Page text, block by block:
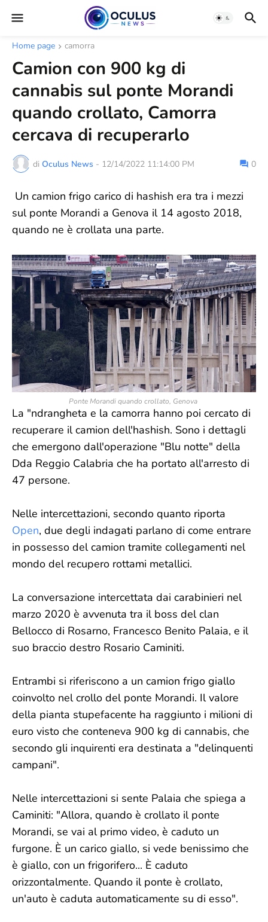
Home page camorra
Camion con 900 kg di
cannabis sul ponte Morandi
quando crollato, Camorra
cercava di recuperarlo
di Oculus News - 12/14/2022 11:14:00 PM 0
Un camion frigo carico di hashish era tra i mezzi
sul ponte Morandi a Genova il 14 agosto 2018,
quando ne è crollata una parte.
Ponte Morandi quando crollato, Genova
La "ndrangheta e la camorra hanno poi cercato di
recuperare il camion dell'hashish. Sono i dettagli
che emergono dall'operazione "Blu notte" della
Dda Reggio Calabria che ha portato all'arresto di
47 persone.
Nelle intercettazioni, secondo quanto riporta
Open, due degli indagati parlano di come entrare
in possesso del camion tramite collegamenti nel
mondo del recupero rottami metallici.
La conversazione intercettata dai carabinieri nel
marzo 2020 è avvenuta tra il boss del clan
Bellocco di Rosarno, Francesco Benito Palaia, e il
suo braccio destro Rosario Caminiti.
Entrambi si riferiscono a un camion frigo giallo
coinvolto nel crollo del ponte Morandi. Il valore
della pianta stupefacente ha raggiunto i milioni di
euro visto che conteneva 900 kg di cannabis, che
secondo gli inquirenti era destinata a "delinquenti
campani".
Nelle intercettazioni si sente Palaia che spiega a
Caminiti: "Allora, quando è crollato il ponte
Morandi, se vai al primo video, è caduto un
furgone. È un carico giallo, si vede benissimo che
è giallo, con un frigorifero... È caduto
orizzontalmente. Quando il ponte è crollato,
un'auto è caduta automaticamente su di esso".